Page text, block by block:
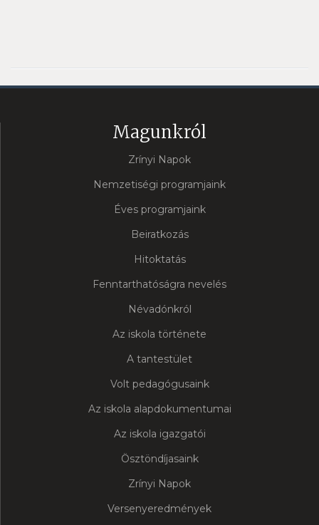
Magunkról
Zrínyi Napok
Nemzetiségi programjaink
Éves programjaink
Beiratkozás
Hitoktatás
Fenntarthatóságra nevelés
Névadónkról
Az iskola története
A tantestület
Volt pedagógusaink
Az iskola alapdokumentumai
Az iskola igazgatói
Ösztöndíjasaink
Zrínyi Napok
Versenyeredmények